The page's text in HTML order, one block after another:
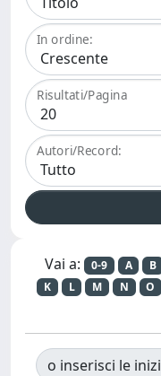
In ordine:
Risultati/Pagina
Autori/Record:
Vai a: 0-9 A B
K
L M N O
o inserisci le